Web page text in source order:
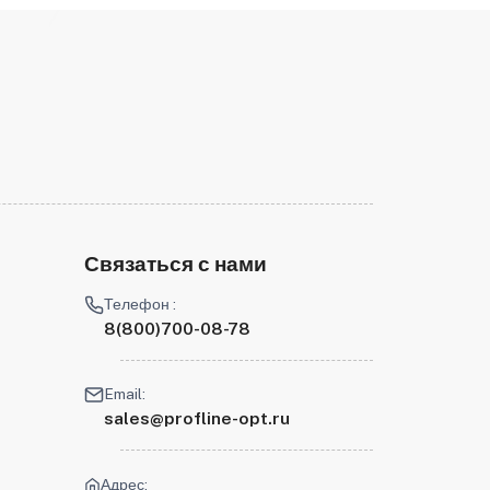
Связаться с нами
Телефон :
8(800)700-08-78
Email:
sales@profline-opt.ru
Адрес: